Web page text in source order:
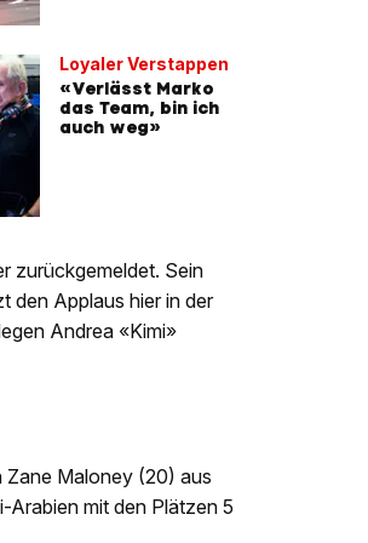
Loyaler Verstappen
«Verlässt Marko
das Team, bin ich
auch weg»
zurückgemeldet. Sein
den Applaus hier in der
Andrea «Kimi»
Zane Maloney (20) aus
Arabien mit den Plätzen 5